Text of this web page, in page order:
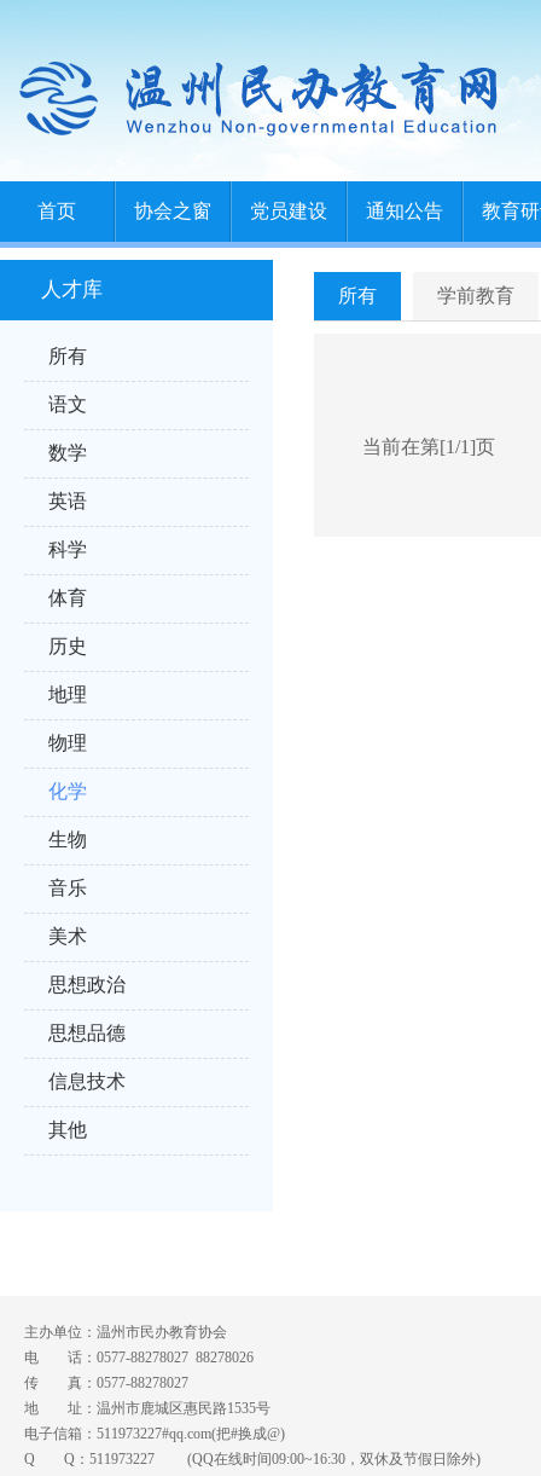
首页 协会之窗 党员建设 通知公告 教育
人才库
所有
语文
数学
英语
科学
体育
历史
地理
物理
化学
生物
音乐
美术
思想政治
思想品德
信息技术
其他
所有 学前教育
当前在第[1/1]页
主办单位：温州市民办教育协会
电 话：0577-88278027 88278026
传 真：0577-88278027
地 址：温州市鹿城区惠民路1535号
电子信箱：511973227#qq.com(把#换成@)
Q Q： 511973227 (QQ在线时间09:00~16:30，双休及节假日除外)